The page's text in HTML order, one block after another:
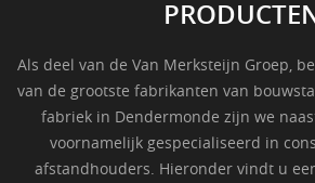
PRODUCTEN
CERTIFICATEN
Als deel van de Van Merksteijn Groep,
van de grootste fabrikanten van
fabriek in Dendermonde zijn we
voornamelijk gespecialiseerd in
afstandhouders. Hieronder vindt u